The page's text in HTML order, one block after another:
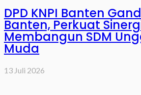
DPD KNPI Banten
Banten, Perkuat
Membangun SDM
Muda
13 Juli 2026